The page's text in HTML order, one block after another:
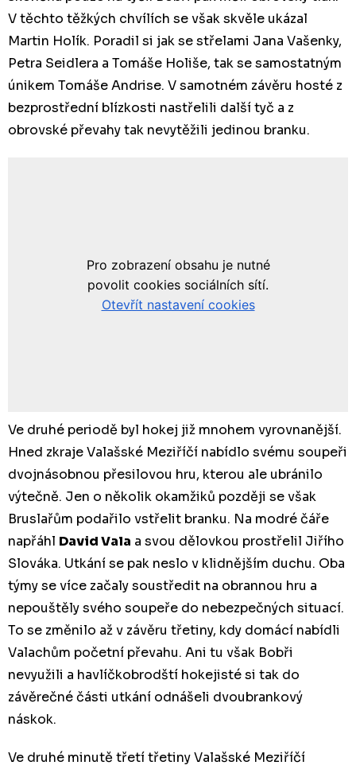
V těchto těžkých chvílích se však skvěle ukázal
Martin Holík. Poradil si jak se střelami Jana Vašenky,
Petra Seidlera a Tomáše Holiše, tak se samostatným
únikem Tomáše Andrise. V samotném závěru hosté z
bezprostřední blízkosti nastřelili další tyč a z
obrovské převahy tak nevytěžili jedinou branku.
Ve druhé periodě byl hokej již mnohem vyrovnanější.
Hned zkraje Valašské Meziříčí nabídlo svému soupeři
dvojnásobnou přesilovou hru, kterou ale ubránilo
výtečně. Jen o několik okamžiků později se však
Bruslařům podařilo vstřelit branku. Na modré čáře
napřáhl David Vala a svou dělovkou prostřelil Jiřího
Slováka. Utkání se pak neslo v klidnějším duchu. Oba
týmy se více začaly soustředit na obrannou hru a
nepouštěly svého soupeře do nebezpečných situací.
To se změnilo až v závěru třetiny, kdy domácí nabídli
Valachům početní převahu. Ani tu však Bobři
nevyužili a havlíčkobrodští hokejisté si tak do
závěrečné části utkání odnášeli dvoubrankový
náskok.
Ve druhé minutě třetí třetiny Valašské Meziříčí